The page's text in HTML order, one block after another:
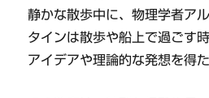
静かな散歩中に、物理学者ア
タインは散歩や船上で過ごす
アイデアや理論的な発想を得